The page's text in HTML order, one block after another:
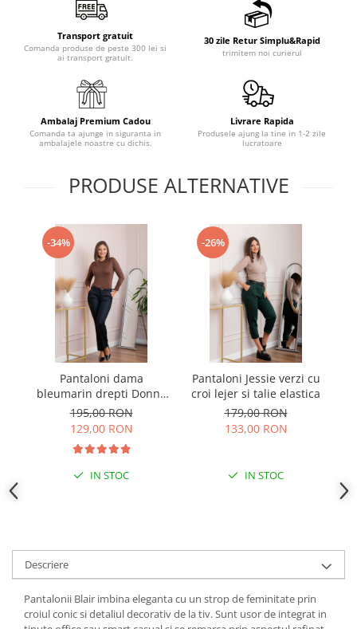
Transport gratuit
Comanda produse de peste 300 lei si
ai transport gratuit.
30 zile Retur Simplu&Rapid
trimitem noi curierul
Ambalaj Premium Cadou
Comanda ta ajunge in siguranta in
ambalajele noastre cu dichis.
Livrare Rapida
Produsele ajung la tine in 1-2 zile
lucratoare
PRODUSE ALTERNATIVE
-34%
Pantaloni dama
bleumarin drepti Donna
cu curea si buzunare
functionale
195,00 RON
129,00 RON
IN STOC
-26%
Pantaloni Jessie verzi cu
croi lejer si talie elastica
179,00 RON
133,00 RON
IN STOC
Descriere
Pantalonii Blair imbina eleganta cu un strop de feminitate prin
croiul conic si detaliul decorativ de la tiv. Sunt usor de integrat in